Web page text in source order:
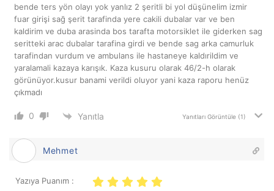
bende ters yön olayı yok yanlız 2 şeritli bi yol düşünelim izmir
fuar girişi sağ şerit tarafinda yere cakili dubalar var ve ben
kaldirim ve duba arasinda bos tarafta motorsiklet ile giderken sag
seritteki arac dubalar tarafina girdi ve bende sag arka camurluk
tarafindan vurdum ve ambulans ile hastaneye kaldırildim ve
yaralamali kazaya karışık. Kaza kusuru olarak 46/2-h olarak
görünüyor.kusur banami verildi oluyor yani kaza raporu henüz
çıkmadı
0 Yanıtla Yanıtları Görüntüle (1)
Mehmet
Yazıya Puanım :